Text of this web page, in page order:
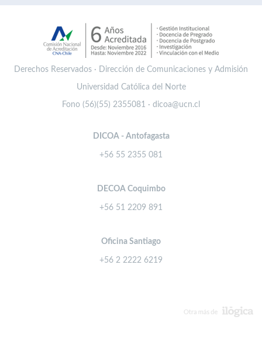
Derechos Reservados · Dirección de Comunicaciones y Admisión
Universidad Católica del Norte
Fono (56)(55) 2355081 · dicoa@ucn.cl
DICOA - Antofagasta
+56 55 2355 081
DECOA Coquimbo
+56 51 2209 891
Oficina Santiago
+56 2 2222 6219